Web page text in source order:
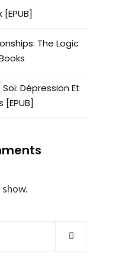
The Logic
Dépression Et